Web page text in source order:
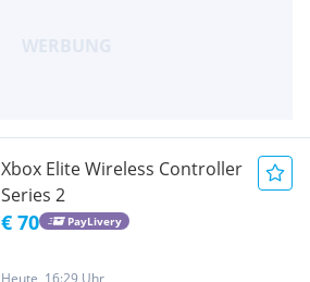
Xbox Elite Wireless Controller
Series 2
€ 70 PayLivery
Heute, 16:29 Uhr